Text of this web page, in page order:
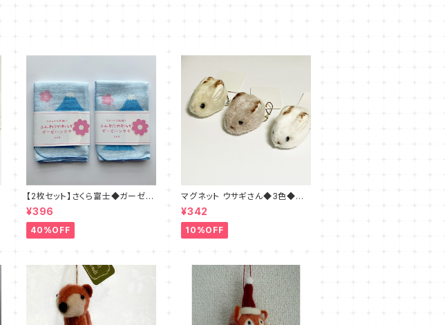
【2枚セット】さくら富士◆ガーゼの
ハンカチ 日本製
¥396
40%OFF
マグネット ウサギさん◆3色◆ブ
ラウン・ホワイト・ベージュ
¥342
10%OFF